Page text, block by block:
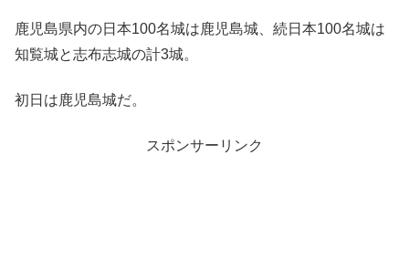
鹿児島県内の日本100名城は鹿児島城、続日本100名城は
知覧城と志布志城の計3城。
初日は鹿児島城だ。
スポンサーリンク